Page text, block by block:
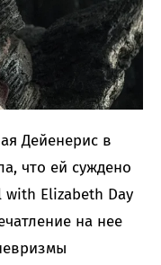
Дейенерис в
что ей суждено
with Elizabeth Day
на нее